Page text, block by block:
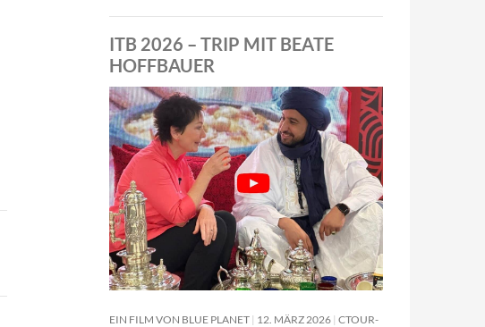
ITB 2026 – TRIP MIT BEATE
HOFFBAUER
EIN FILM VON BLUE PLANET 12. MÄRZ 2026 CTOUR-